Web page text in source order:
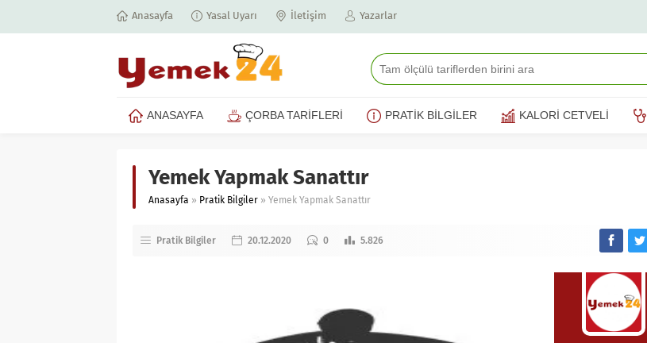
Anasayfa Yasal Uyarı İletişim Yazarlar
ANASAYFA ÇORBA TARİFLERİ PRATİK BİLGİLER KALORİ CETVELİ
Yemek Yapmak Sanattır
Anasayfa » Pratik Bilgiler » Yemek Yapmak Sanattır
Pratik Bilgiler 20.12.2020 0 5.826